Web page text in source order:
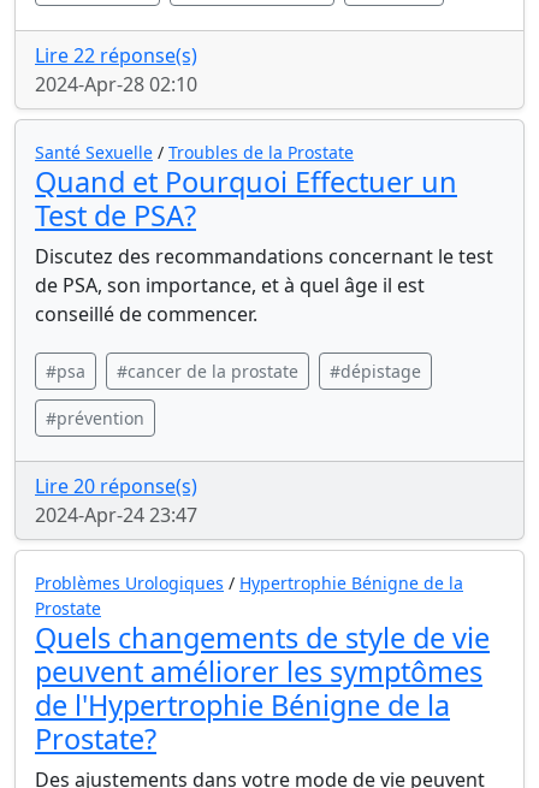
Lire 22 réponse(s)
2024-Apr-28 02:10
Santé Sexuelle / Troubles de la Prostate
Quand et Pourquoi Effectuer un
Test de PSA?
Discutez des recommandations concernant le test
de PSA, son importance, et à quel âge il est
conseillé de commencer.
#psa #cancer de la prostate #dépistage
#prévention
Lire 20 réponse(s)
2024-Apr-24 23:47
Problèmes Urologiques / Hypertrophie Bénigne de la
Prostate
Quels changements de style de vie
peuvent améliorer les symptômes
de l'Hypertrophie Bénigne de la
Prostate?
Des ajustements dans votre mode de vie peuvent